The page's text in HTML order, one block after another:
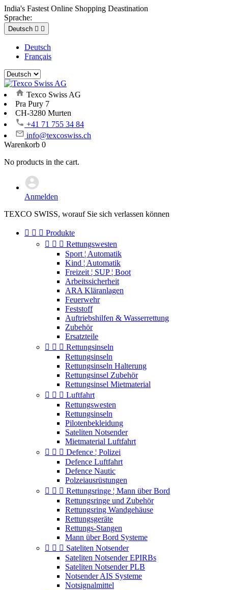
India's Fastest Online Shopping Deastination
Sprache:
Deutsch  
Deutsch
Français
Texco Swiss AG
Pra Pury 7
CH-3280 Murten
+41 71 755 34 84
info@texcoswiss.ch
Warenkorb 0
No products in the cart.
Anmelden
TEXCO SWISS, worauf Sie sich verlassen können
   Produkte
   Rettungswesten
Sport ¦ Automatik
Kind ¦ Automatik
Freizeit ¦ SUP ¦ Boot
Arbeitssicherheit
ARA Kläranlagen
Feuerwehr
Feststoff
Auftriebshilfen & Wasserrettung
Zubehör
Ersatzteile
   Rettungsinseln
Rettungsinseln
Rettungsinseln Halterung
Rettungsinsel Zubehör
Rettungsinsel Mietmaterial
   Luftfahrt
Rettungswesten
Rettungsinseln
Pilotenbekleidung
Sateliten Notsender
Mietmaterial Luftfahrt
   Defence ¦ Polizei
Defence Luftfahrt
Defence Nautic
Polzeiausrüstungen
   Rettungsringe ¦ Mann über Bord
Rettungsringe und Zubehör
Rettungsring Wandgehäuse
Rettungsgeräte
Rettungs-Stangen
Mann über Bord Systeme
   Sateliten Notsender
Sateliten Notsender EPIRBs
Sateliten Notsender PLB
Notsender AIS Systeme
Notsignalmittel